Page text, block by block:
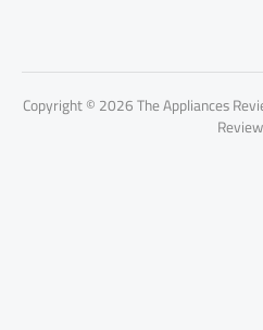
Copyright © 2026 The Appliances